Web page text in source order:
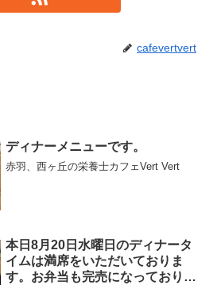
cafevertvert
ディナーメニューです。
赤羽、西ヶ丘の栄養士カフェVert Vert
本日8月20日水曜日のディナータ
イムは満席をいただいておりま
す。お弁当も完売になっておりま